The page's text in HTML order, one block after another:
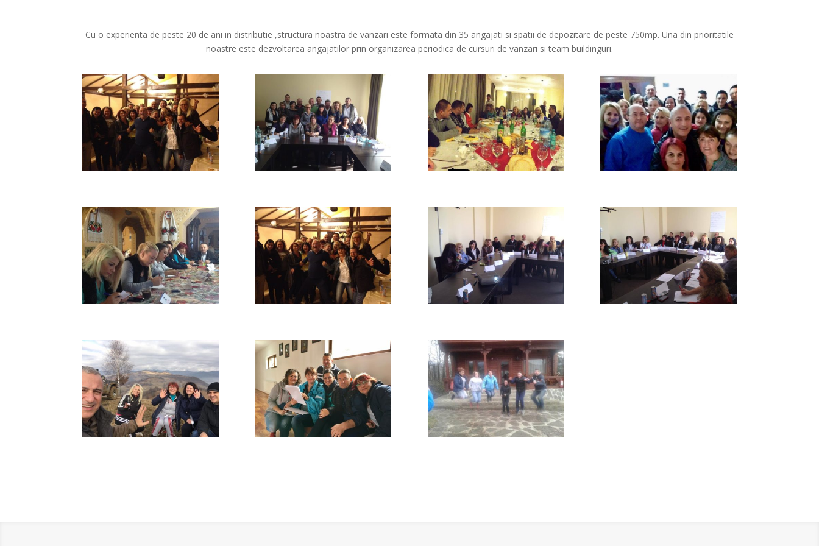
Cu o experienta de peste 20 de ani in distributie ,structura noastra de vanzari este formata din 35 angajati si spatii de depozitare de peste 750mp. Una din prioritatile
noastre este dezvoltarea angajatilor prin organizarea periodica de cursuri de vanzari si team buildinguri.